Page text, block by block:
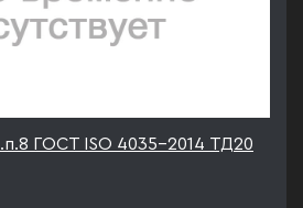
ГОСТ ISO 4035-2014 ТД20